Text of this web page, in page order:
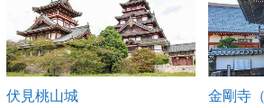
伏見桃山城 金剛寺